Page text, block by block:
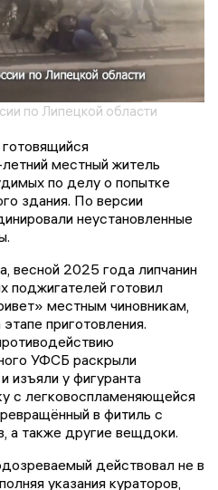
по Липецкой области
местный житель
по делу о попытке
здания. По версии
неустановленные
2025 года липчанин
поджигателей готовил
местным чиновникам,
приготовления.
УФСБ раскрыли
изъяли у фигуранта
с легковоспламеняющейся
в фитиль с
а также другие вещдоки.
действовал не в
указания кураторов,